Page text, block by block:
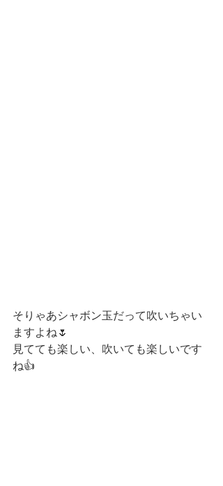
そりゃあシャボン玉だって吹いちゃい
ますよね🌷
見てても楽しい、吹いても楽しいです
ね👍